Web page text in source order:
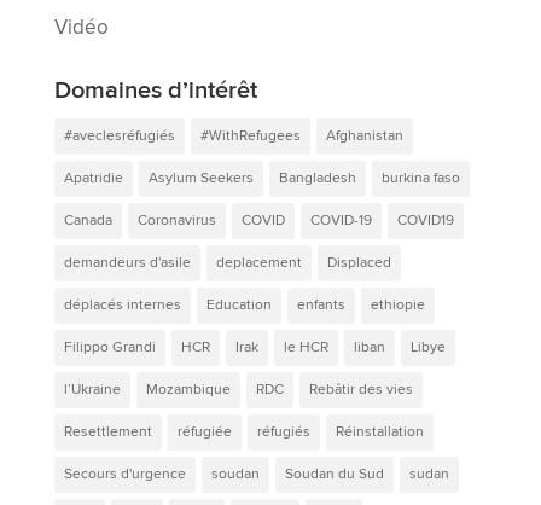
Vidéo
Domaines d’intérêt
#aveclesréfugiés #WithRefugees Afghanistan
Apatridie Asylum Seekers Bangladesh burkina faso
Canada Coronavirus COVID COVID-19 COVID19
demandeurs d'asile deplacement Displaced
déplacés internes Education enfants ethiopie
Filippo Grandi HCR Irak le HCR liban Libye
l’Ukraine Mozambique RDC Rebâtir des vies
Resettlement réfugiée réfugiés Réinstallation
Secours d'urgence soudan Soudan du Sud sudan